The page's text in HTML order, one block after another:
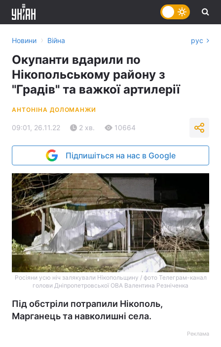
Новини › Війна рус
Окупанти вдарили по
Нікопольському району з
"Градів" та важкої артилерії
АНТОНІНА ДОЛОМАНЖИ
09:01, 26.11.22 2 хв. 10664
Підпишіться на нас в Google
Росіяни усю ніч залякували Нікопольщину / фото Телеграм-канал
голови Дніпропетровської ОВА Валентина Резніченка
Під обстріли потрапили Нікополь,
Марганець та навколишні села.
Реклама